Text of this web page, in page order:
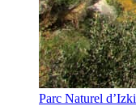
Parc Naturel d’Izki